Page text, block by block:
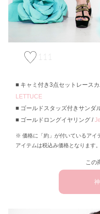
111
キャミ付き3点セットレース
LETTUCE
ゴールドスタッズ付きサンダ
ゴールドロングイヤリング /
価格に「約」が付いているアイ
アイテムは税込み価格となります。
この